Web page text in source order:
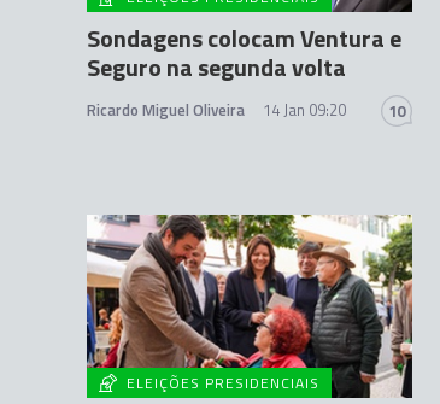
Sondagens colocam Ventura e
Seguro na segunda volta
Ricardo Miguel Oliveira 14 Jan 09:20 10
ELEIÇÕES PRESIDENCIAIS